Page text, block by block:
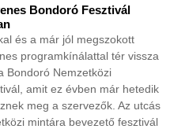
Bondoró Fesztivál
és a már jól megszokott
programkínálattal tér vissza
Bondoró Nemzetközi
amit ez évben már hetedik
meg a szervezők. Az utcás
mintára bevezető fesztivál